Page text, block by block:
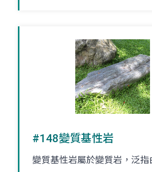
#148變質基性岩
變質基性岩屬於變質岩，泛指